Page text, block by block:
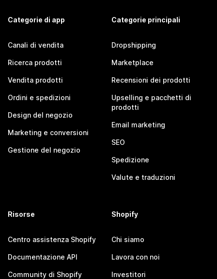
Categorie di app
Canali di vendita
Ricerca prodotti
Vendita prodotti
Ordini e spedizioni
Design del negozio
Marketing e conversioni
Gestione del negozio
Categorie principali
Dropshipping
Marketplace
Recensioni dei prodotti
Upselling e pacchetti di
prodotti
Email marketing
SEO
Spedizione
Valute e traduzioni
Risorse
Centro assistenza Shopify
Documentazione API
Community di Shopify
Shopify
Chi siamo
Lavora con noi
Investitori